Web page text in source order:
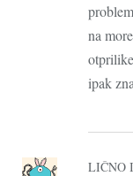
na
ipak
LIČNO